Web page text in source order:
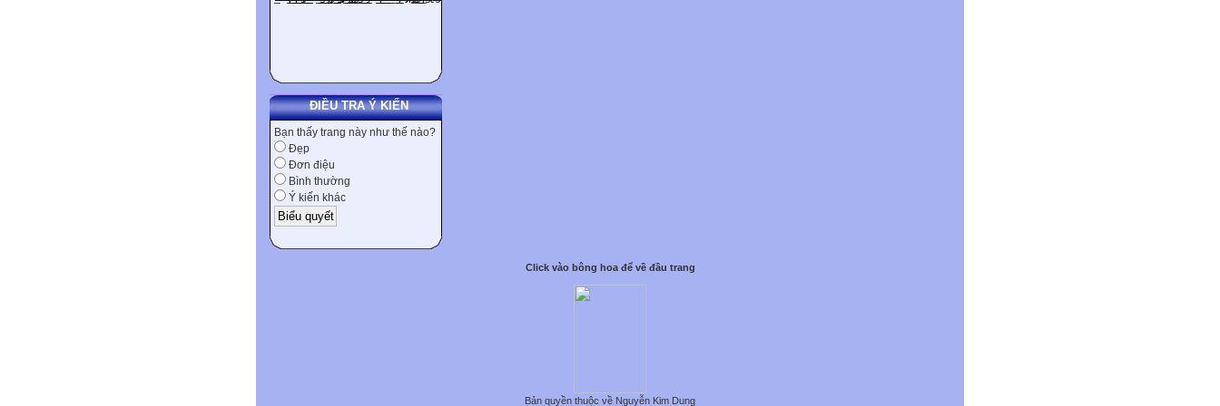
ĐIỀU TRA Ý KIẾN
Bạn thấy trang này như thế nào?
Đẹp
Đơn điệu
Bình thường
Ý kiến khác
Click vào bông hoa để về đầu trang
Bản quyền thuộc về Nguyễn Kim Dung